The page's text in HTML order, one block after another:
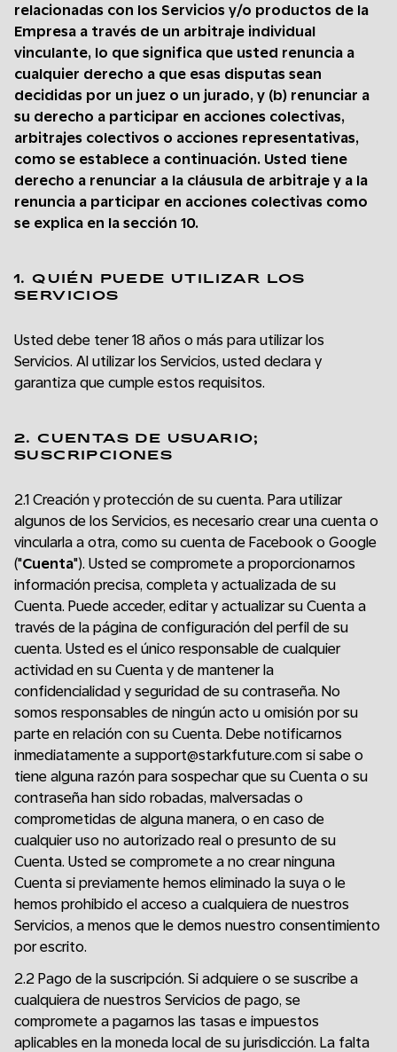
relacionadas con los Servicios y/o productos de la
Empresa a través de un arbitraje individual
vinculante, lo que significa que usted renuncia a
cualquier derecho a que esas disputas sean
decididas por un juez o un jurado, y (b) renunciar a
su derecho a participar en acciones colectivas,
arbitrajes colectivos o acciones representativas,
como se establece a continuación. Usted tiene
derecho a renunciar a la cláusula de arbitraje y a la
renuncia a participar en acciones colectivas como
se explica en la sección 10.
1. QUIÉN PUEDE UTILIZAR LOS
SERVICIOS
Usted debe tener 18 años o más para utilizar los
Servicios. Al utilizar los Servicios, usted declara y
garantiza que cumple estos requisitos.
2. CUENTAS DE USUARIO;
SUSCRIPCIONES
2.1 Creación y protección de su cuenta. Para utilizar
algunos de los Servicios, es necesario crear una cuenta o
vincularla a otra, como su cuenta de Facebook o Google
("Cuenta"). Usted se compromete a proporcionarnos
información precisa, completa y actualizada de su
Cuenta. Puede acceder, editar y actualizar su Cuenta a
través de la página de configuración del perfil de su
cuenta. Usted es el único responsable de cualquier
actividad en su Cuenta y de mantener la
confidencialidad y seguridad de su contraseña. No
somos responsables de ningún acto u omisión por su
parte en relación con su Cuenta. Debe notificarnos
inmediatamente a support@starkfuture.com si sabe o
tiene alguna razón para sospechar que su Cuenta o su
contraseña han sido robadas, malversadas o
comprometidas de alguna manera, o en caso de
cualquier uso no autorizado real o presunto de su
Cuenta. Usted se compromete a no crear ninguna
Cuenta si previamente hemos eliminado la suya o le
hemos prohibido el acceso a cualquiera de nuestros
Servicios, a menos que le demos nuestro consentimiento
por escrito.
2.2 Pago de la suscripción. Si adquiere o se suscribe a
cualquiera de nuestros Servicios de pago, se
compromete a pagarnos las tasas e impuestos
aplicables en la moneda local de su jurisdicción. La falta